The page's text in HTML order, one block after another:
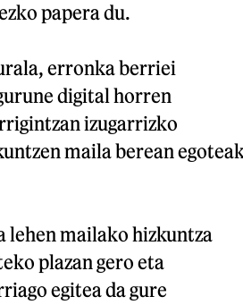
papera du.
erronka berriei
digital horren
izugarrizko
maila berean
lehen mailako hizkuntza
plazan gero eta
egitea da gure